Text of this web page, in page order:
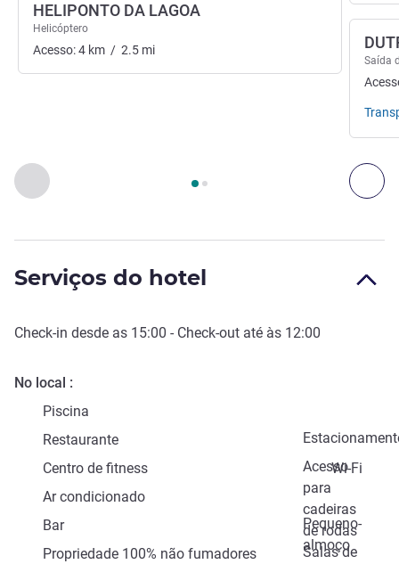
Anterior - Acessos e Transportes
Página , Acessos e Transportes 1 :, Acessos e
HELIPONTO DA LAGOA
Helicóptero
Acesso:4 km / 2.5 mi
Saída
Serviços do hotel
Check-in desde as 15:00 - Check-out até às 12:00
No local
Piscina
Restaurante
Acesso
para
cadeiras
de rodas
Centro de fitness
Wi-Fi
Ar condicionado
Pequeno-
almoço
Bar
Salas de
Propriedade 100% não fumadores